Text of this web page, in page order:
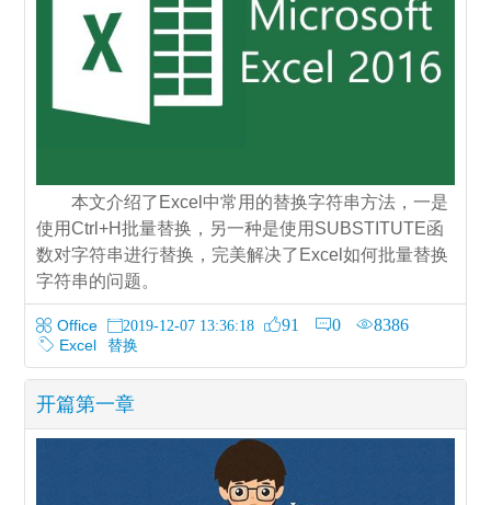
本文介绍了Excel中常用的替换字符串方法，一是
使用Ctrl+H批量替换，另一种是使用SUBSTITUTE函
数对字符串进行替换，完美解决了Excel如何批量替换
字符串的问题。
Office 2019-12-07 13:36:18 91 0
8386
Excel
替换
开篇第一章